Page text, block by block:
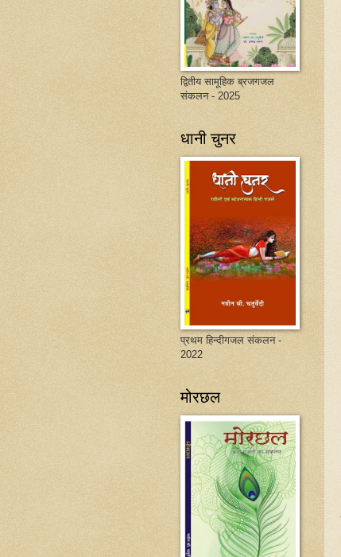
द्वितीय सामूहिक ब्रजगजल
संकलन - 2025
धानी चुनर
प्रथम हिन्दीगजल संकलन -
2022
मोरछल